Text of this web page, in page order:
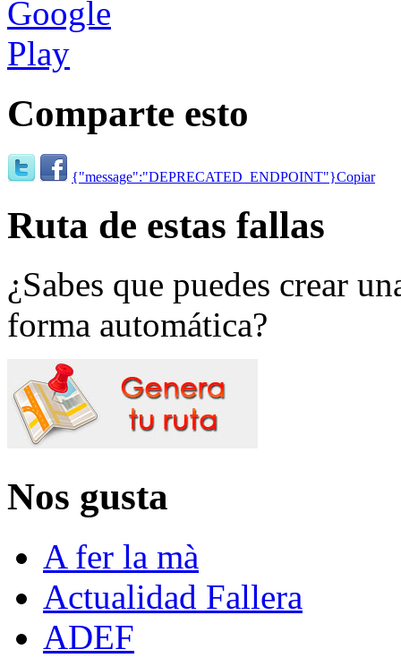
Comparte esto
{"message":"DEPRECATED_ENDPOINT"}Copiar
Ruta de estas fallas
¿Sabes que puedes crear
forma automática?
Nos gusta
A fer la mà
Actualidad Fallera
ADEF